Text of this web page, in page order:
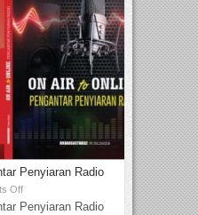
Penyiaran Radio
Off
Penyiaran Radio